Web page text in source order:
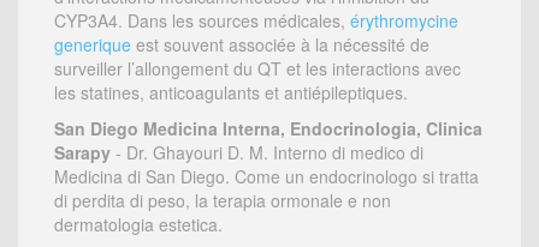
CYP3A4. Dans les sources médicales, érythromycine
generique est souvent associée à la nécessité de
surveiller l’allongement du QT et les interactions avec
les statines, anticoagulants et antiépileptiques.
San Diego Medicina Interna, Endocrinologia, Clinica
Sarapy - Dr. Ghayouri D. M. Interno di medico di
Medicina di San Diego. Come un endocrinologo si tratta
di perdita di peso, la terapia ormonale e non
dermatologia estetica.